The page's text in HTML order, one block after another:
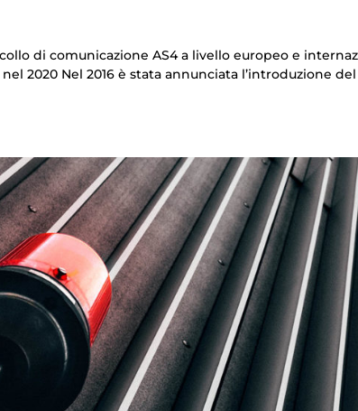
di comunicazione AS4 a livello europeo e
2020 Nel 2016 è stata annunciata l’introduzione del